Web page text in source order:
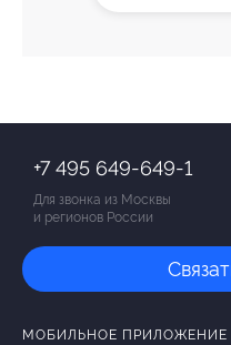
+7 495 649-649-1
Для звонка из Москвы
и регионов России
МОБИЛЬНОЕ ПРИЛОЖЕНИЕ